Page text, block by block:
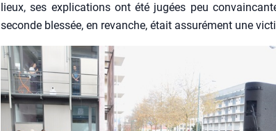
lieux, ses expli­ca­tions ont été jugées peu
seconde bles­sée, en revanche, était assu­ré­ment une